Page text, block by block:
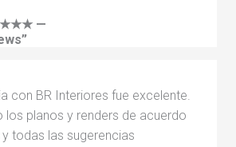
—
con BR Interiores fue excelente.
los planos y renders de acuerdo
todas las sugerencias